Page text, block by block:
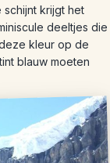
krijgt het
deeltjes die
kleur op de
blauw moeten